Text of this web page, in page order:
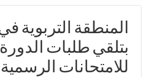
المنطقة التربوية
بتلقي طلبات
للامتحانات الرسمية